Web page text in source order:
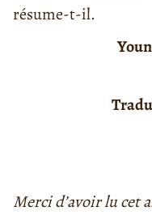
résume-t-il.
Merci d’avoir lu cet